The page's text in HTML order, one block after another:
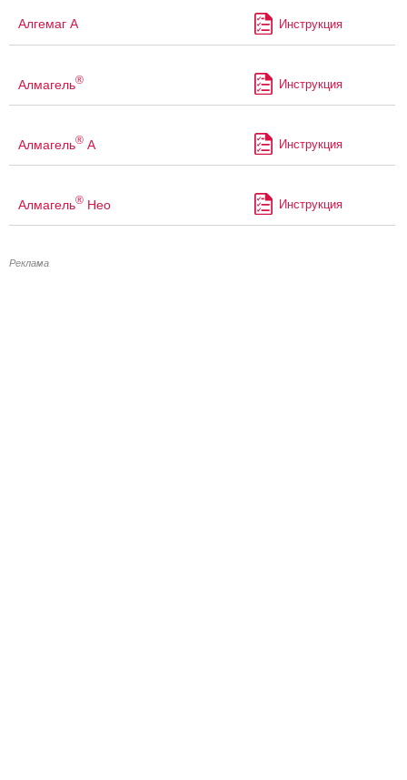
Алгемаг А Инструкция
Алмагель® Инструкция
Алмагель® А Инструкция
Алмагель® Нео Инструкция
Реклама